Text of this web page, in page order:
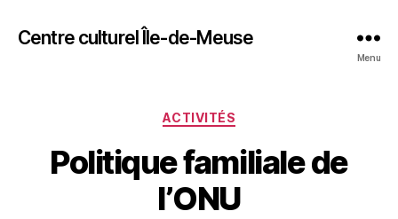
Centre culturel Île-de-Meuse
Menu
Catégories
ACTIVITÉS
Politique familiale de
l’ONU